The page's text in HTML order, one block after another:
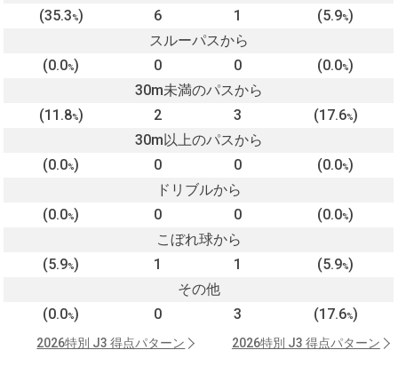
(35.3%) 6 1 (5.9%)
スルーパスから
(0.0%) 0 0 (0.0%)
30m未満のパスから
(11.8%) 2 3 (17.6%)
30m以上のパスから
(0.0%) 0 0 (0.0%)
ドリブルから
(0.0%) 0 0 (0.0%)
こぼれ球から
(5.9%) 1 1 (5.9%)
その他
(0.0%) 0 3 (17.6%)
2026特別 J3 得点パターン 2026特別 J3 得点パターン